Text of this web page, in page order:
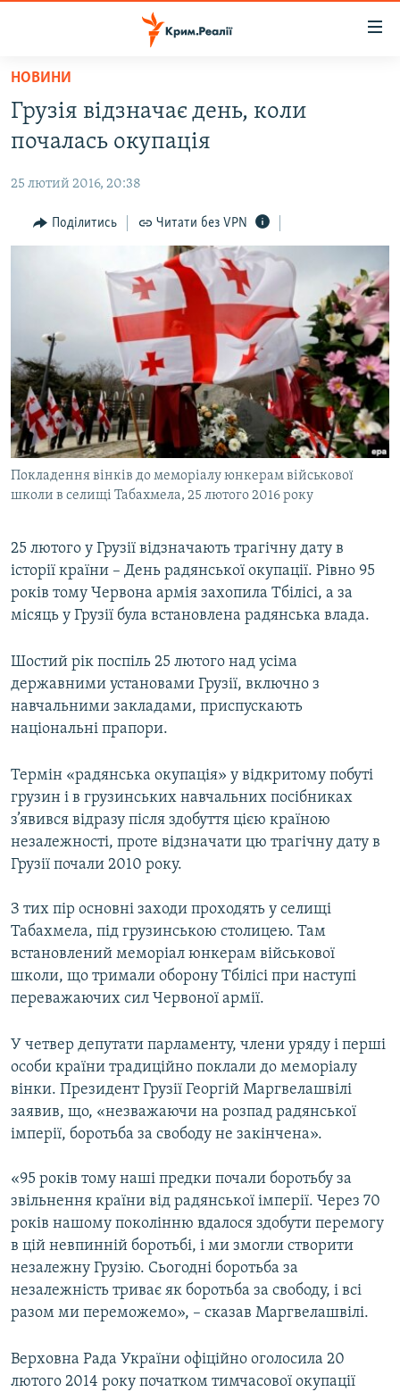
Перейти
основного
матеріалу
до
навігації
Перейти
ВОДА.КРИМ
ПОЛІТИКА
БЛОГИ
СПЕЦПРОЕКТИ
ДЕПОРТАЦІЯ
ВІДЕОУРОКИ «ELIFBE»
СВІДЧЕННЯ ОКУПАЦІЇ
УКРАЇНСЬКА ПРОБЛЕМА КРИМУ
ЯК ОБІЙТИ БЛОКУВАННЯ
Русский
Qırımtatar
Усі сайти RFE/RL
НОВИНИ
Грузія відзначає день, коли
почалась окупація
25 лютий 2016, 20:38
Поділитись Читати без VPN
Покладення вінків до меморіалу юнкерам військової
школи в селищі Табахмела, 25 лютого 2016 року
25 лютого у Грузії відзначають трагічну дату в
історії країни – День радянської окупації. Рівно 95
років тому Червона армія захопила Тбілісі, а за
місяць у Грузії була встановлена радянська влада.
Шостий рік поспіль 25 лютого над усіма
державними установами Грузії, включно з
навчальними закладами, приспускають
національні прапори.
Термін «радянська окупація» у відкритому побуті
грузин і в грузинських навчальних посібниках
з’явився відразу після здобуття цією країною
незалежності, проте відзначати цю трагічну дату в
Грузії почали 2010 року.
З тих пір основні заходи проходять у селищі
Табахмела, під грузинською столицею. Там
встановлений меморіал юнкерам військової
школи, що тримали оборону Тбілісі при наступі
переважаючих сил Червоної армії.
У четвер депутати парламенту, члени уряду і перші
особи країни традиційно поклали до меморіалу
вінки. Президент Грузії Георгій Маргвелашвілі
заявив, що, «незважаючи на розпад радянської
імперії, боротьба за свободу не закінчена».
«95 років тому наші предки почали боротьбу за
звільнення країни від радянської імперії. Через 70
років нашому поколінню вдалося здобути перемогу
в цій невпинній боротьбі, і ми змогли створити
незалежну Грузію. Сьогодні боротьба за
незалежність триває як боротьба за свободу, і всі
разом ми переможемо», – сказав Маргвелашвілі.
Верховна Рада України офіційно оголосила 20
лютого 2014 року початком тимчасової окупації